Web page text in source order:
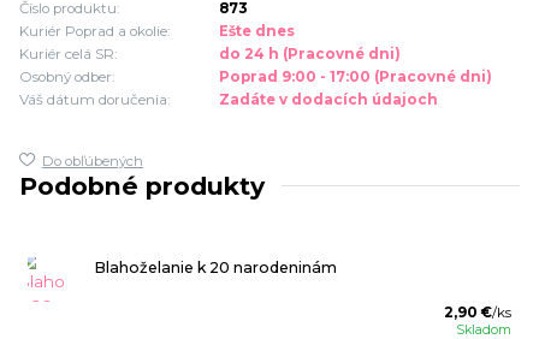
Číslo produktu:
873
Kuriér Poprad a okolie:
Ešte dnes
Kuriér celá SR:
do 24 h (Pracovné dni)
Osobný odber:
Poprad 9:00 - 17:00 (Pracovné dni)
Váš dátum doručenia:
Zadáte v dodacích údajoch
Do obľúbených
Podobné produkty
Blahoželanie k 20 narodeninám
2,90 €/ks
Skladom